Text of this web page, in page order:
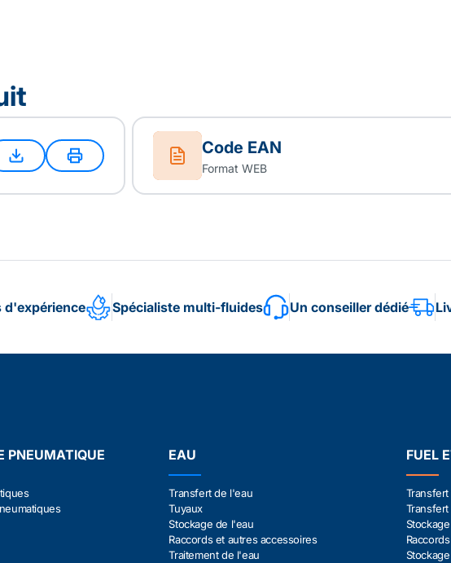
Code EAN
Format WEB
d'expérience Spécialiste multi-fluides Un conseiller dédié
PNEUMATIQUE EAU
Transfert de l'eau
Tuyaux
Stockage de l'eau
Raccords et autres accessoires
Traitement de l'eau
FUEL